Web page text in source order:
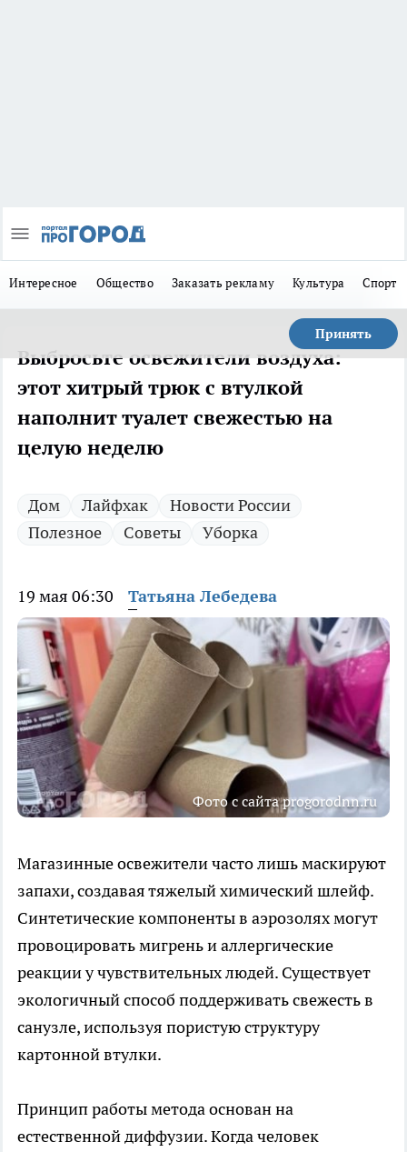
Интересное Общество Заказать рекламу Культура Спорт
Принять
Выбросьте освежители воздуха:
этот хитрый трюк с втулкой
наполнит туалет свежестью на
целую неделю
Дом Лайфхак
Новости России
Полезное
Советы Уборка
19 мая 06:30 Татьяна Лебедева
Фото с сайта progorodnn.ru
Магазинные освежители часто лишь маскируют
запахи, создавая тяжелый химический шлейф.
Синтетические компоненты в аэрозолях могут
провоцировать мигрень и аллергические
реакции у чувствительных людей. Существует
экологичный способ поддерживать свежесть в
санузле, используя пористую структуру
картонной втулки.
Принцип работы метода основан на
естественной диффузии. Когда человек